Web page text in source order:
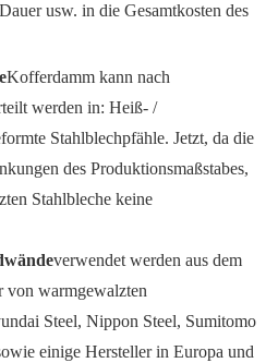
usw. in die Gesamtkosten des
Kofferdamm kann nach
werden in: Heiß- /
Stahlblechpfähle. Jetzt, da die
des Produktionsmaßstabes,
Stahlbleche keine
verwendet werden aus dem
von warmgewalzten
Steel, Nippon Steel, Sumitomo
einige Hersteller in Europa und